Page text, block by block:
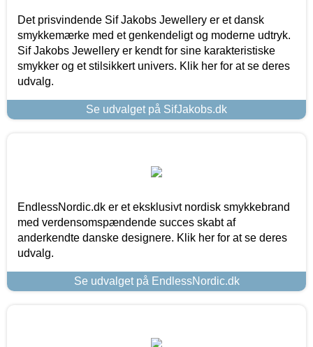
Det prisvindende Sif Jakobs Jewellery er et dansk
smykkemærke med et genkendeligt og moderne udtryk.
Sif Jakobs Jewellery er kendt for sine karakteristiske
smykker og et stilsikkert univers. Klik her for at se deres
udvalg.
Se udvalget på SifJakobs.dk
EndlessNordic.dk er et eksklusivt nordisk smykkebrand
med verdensomspændende succes skabt af
anderkendte danske designere. Klik her for at se deres
udvalg.
Se udvalget på EndlessNordic.dk